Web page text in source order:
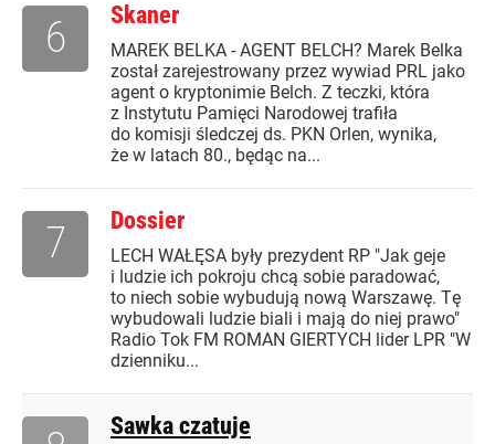
Skaner
MAREK BELKA - AGENT BELCH? Marek Belka
został zarejestrowany przez wywiad PRL jako
agent o kryptonimie Belch. Z teczki, która
z Instytutu Pamięci Narodowej trafiła
do komisji śledczej ds. PKN Orlen, wynika,
że w latach 80., będąc na...
6
Dossier
LECH WAŁĘSA były prezydent RP "Jak geje
i ludzie ich pokroju chcą sobie paradować,
to niech sobie wybudują nową Warszawę. Tę
wybudowali ludzie biali i mają do niej prawo"
Radio Tok FM ROMAN GIERTYCH lider LPR "W
dzienniku...
7
Sawka czatuje